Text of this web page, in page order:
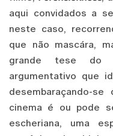
aqui convidados a
neste caso,
que não mascára,
grande tese do
argumentativo que
desembaraçando-
cinema é ou pode
escheriana, uma